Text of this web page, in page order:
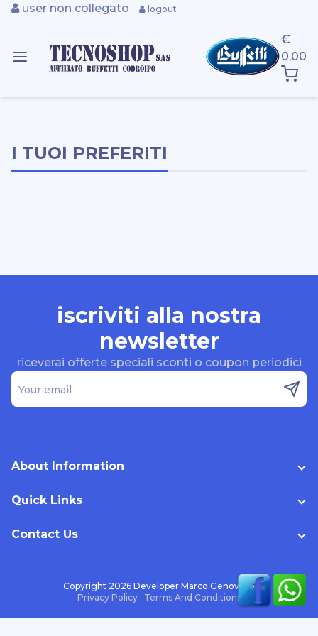
user non collegato logout
€
0,00
I TUOI PREFERITI
iscriviti alla nostra
newsletter
riceverai offerte speciali sconti o coupon periodici
Your email
About Information
Quick Links
Contact Us
Copyright 2026 Developer Marco Genovese
Privacy Policy · Terms And Conditions